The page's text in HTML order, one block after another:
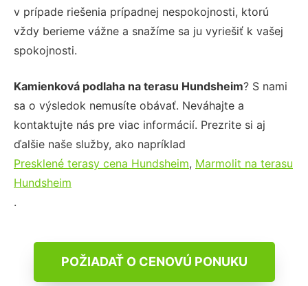
v prípade riešenia prípadnej nespokojnosti, ktorú
vždy berieme vážne a snažíme sa ju vyriešiť k vašej
spokojnosti.
Kamienková podlaha na terasu Hundsheim? S nami
sa o výsledok nemusíte obávať. Neváhajte a
kontaktujte nás pre viac informácií. Prezrite si aj
ďalšie naše služby, ako napríklad
Presklené terasy cena Hundsheim, Marmolit na terasu
Hundsheim
.
POŽIADAŤ O CENOVÚ PONUKU